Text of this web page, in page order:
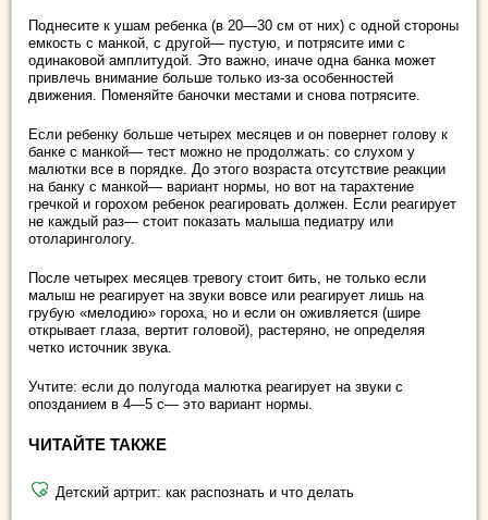
Поднесите к ушам ребенка (в 20—30 см от них) с одной стороны
емкость с манкой, с другой— пустую, и потрясите ими с
одинаковой амплитудой. Это важно, иначе одна банка может
привлечь внимание больше только из-за особенностей
движения. Поменяйте баночки местами и снова потрясите.
Если ребенку больше четырех месяцев и он повернет голову к
банке с манкой— тест можно не продолжать: со слухом у
малютки все в порядке. До этого возраста отсутствие реакции
на банку с манкой— вариант нормы, но вот на тарахтение
гречкой и горохом ребенок реагировать должен. Если реагирует
не каждый раз— стоит показать малыша педиатру или
отоларингологу.
После четырех месяцев тревогу стоит бить, не только если
малыш не реагирует на звуки вовсе или реагирует лишь на
грубую «мелодию» гороха, но и если он оживляется (шире
открывает глаза, вертит головой), растеряно, не определяя
четко источник звука.
Учтите: если до полугода малютка реагирует на звуки с
опозданием в 4—5 с— это вариант нормы.
ЧИТАЙТЕ ТАКЖЕ
Детский артрит: как распознать и что делать